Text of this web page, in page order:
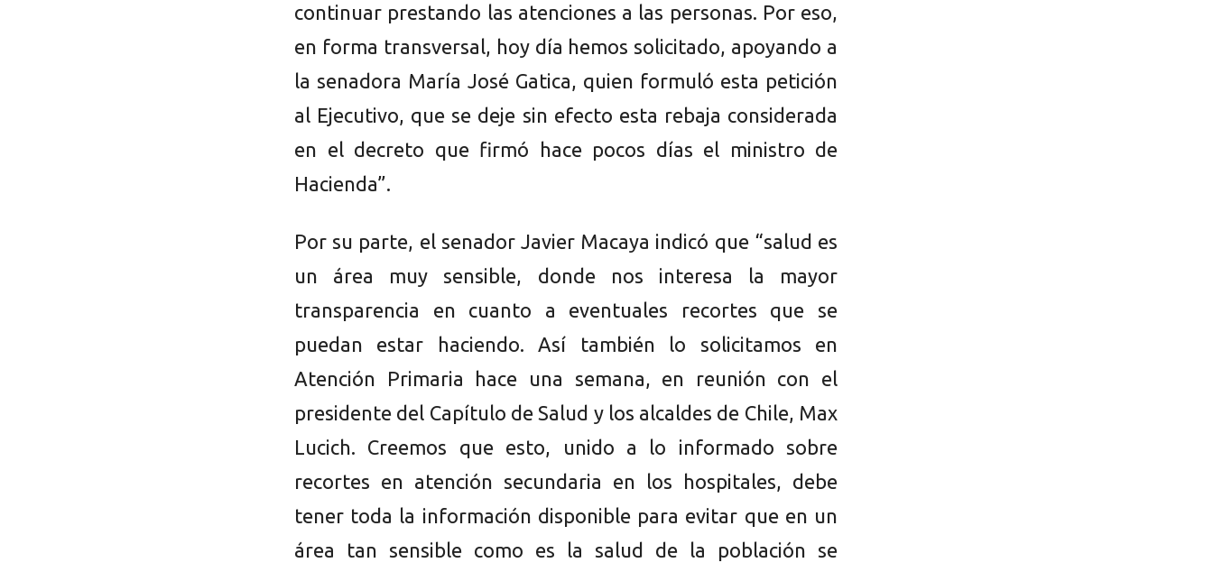
continuar prestando las atenciones a las personas. Por eso,
en forma transversal, hoy día hemos solicitado, apoyando a
la senadora María José Gatica, quien formuló esta petición
al Ejecutivo, que se deje sin efecto esta rebaja considerada
en el decreto que firmó hace pocos días el ministro de
Hacienda”.
Por su parte, el senador Javier Macaya indicó que “salud es
un área muy sensible, donde nos interesa la mayor
transparencia en cuanto a eventuales recortes que se
puedan estar haciendo. Así también lo solicitamos en
Atención Primaria hace una semana, en reunión con el
presidente del Capítulo de Salud y los alcaldes de Chile, Max
Lucich. Creemos que esto, unido a lo informado sobre
recortes en atención secundaria en los hospitales, debe
tener toda la información disponible para evitar que en un
área tan sensible como es la salud de la población se